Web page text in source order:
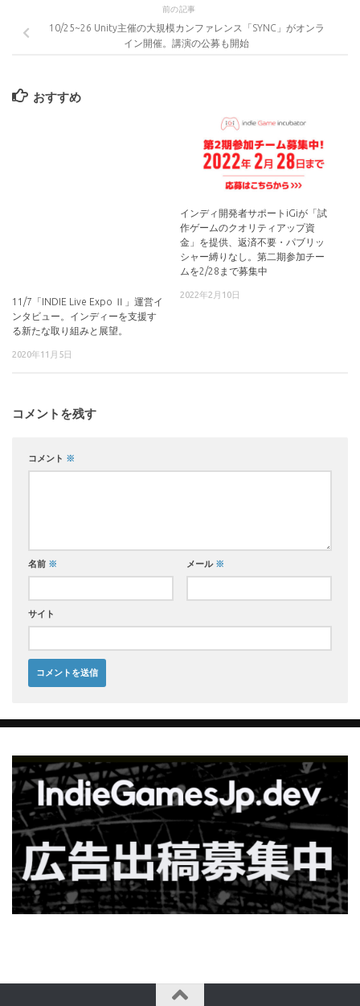
前の記事
10/25~26 Unity主催の大規模カンファレンス「SYNC」がオンラ
イン開催。講演の公募も開始
おすすめ
11/7「INDIE Live Expo Ⅱ」運営イ
ンタビュー。インディーを支援す
る新たな取り組みと展望。
2020年11月5日
インディ開発者サポートiGiが「試
作ゲームのクオリティアップ資
金」を提供、返済不要・パブリッ
シャー縛りなし。第二期参加チー
ムを2/28まで募集中
2022年2月10日
コメントを残す
コメント ※
名前 ※ メール ※
サイト